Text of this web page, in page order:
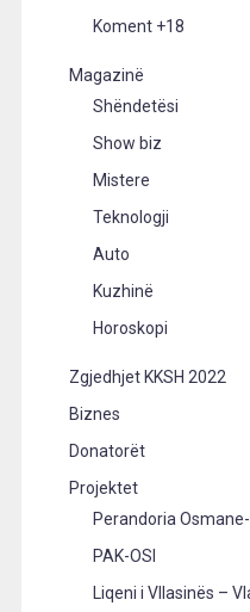
Koment +18
Magazinë
Shëndetësi
Show biz
Mistere
Teknologji
Auto
Kuzhinë
Horoskopi
Zgjedhjet KKSH 2022
Biznes
Donatorët
Projektet
Perandoria
PAK-OSI
Liqeni i Vllasinës –